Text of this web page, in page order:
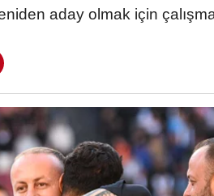
aday olmak için